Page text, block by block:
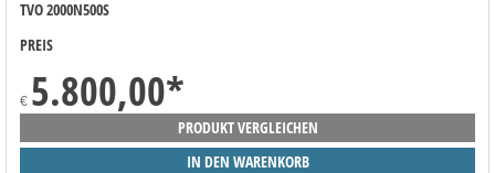
TVO 2000N500S
PREIS
€ 5.800,00*
PRODUKT VERGLEICHEN
IN DEN WARENKORB